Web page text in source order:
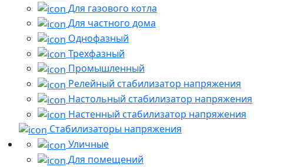
Для газового котла
Для частного дома
Однофазный
Трехфазный
Промышленный
Релейный стабилизатор напряжения
Настольный стабилизатор напряжения
Настенный стабилизатор напряжения
Стабилизаторы напряжения
Уличные
Для помещений